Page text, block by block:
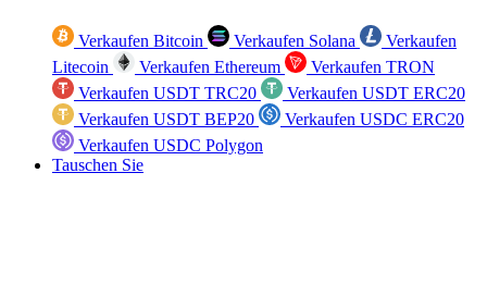
Verkaufen Bitcoin Verkaufen Solana
Verkaufen
Litecoin
Verkaufen Ethereum
Verkaufen TRON
Verkaufen USDT TRC20
Verkaufen USDT ERC20
Verkaufen USDT BEP20
Verkaufen USDC ERC20
Verkaufen USDC Polygon
Tauschen Sie